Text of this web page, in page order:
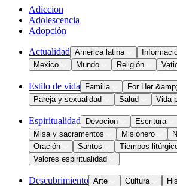
Adiccion
Adolescencia
Adopción
Actualidad America latina
Mexico
Mundo Religión
Estilo de vida Familia
For Her
Pareja y sexualidad
Salud Vida
Espiritualidad Devocion
Escritura
Misa y sacramentos
Misionero
Oración
Santos
Tiempos
Valores espiritualidad
Descubrimiento Arte Cultura